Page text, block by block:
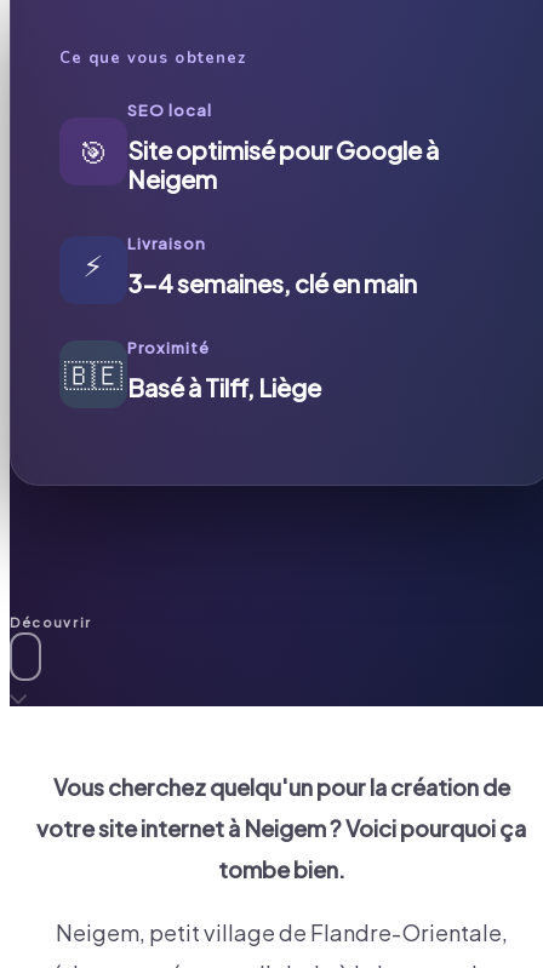
Ce que vous obtenez
🎯
SEO local
Site optimisé pour Google à
Neigem
⚡
Livraison
3-4 semaines, clé en main
🇧🇪
Proximité
Basé à Tilff, Liège
Découvrir
Vous cherchez quelqu'un pour la création de
votre site internet à Neigem? Voici pourquoi ça
tombe bien.
Neigem, petit village de Flandre-Orientale,